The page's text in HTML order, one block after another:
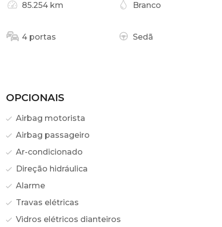
85.254 km Branco
4 portas Sedã
OPCIONAIS
Airbag motorista
Airbag passageiro
Ar-condicionado
Direção hidráulica
Alarme
Travas elétricas
Vidros elétricos dianteiros